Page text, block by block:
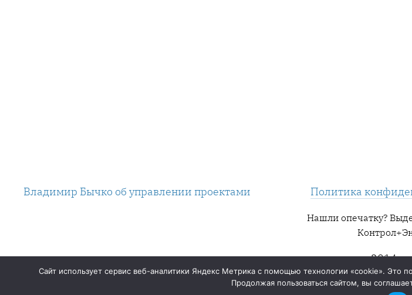
Владимир Бычко об управлении проектами Политика
Нашли опечатку?
2014 —
Сайт использует сервис веб-аналитики Яндекс Метрика с помощью технологии «cookie». Это
Продолжая пользоваться сайтом, вы